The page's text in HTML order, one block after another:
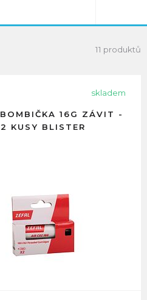
11 produktů
skladem
16G ZÁVIT -
2 KUSY BLISTER